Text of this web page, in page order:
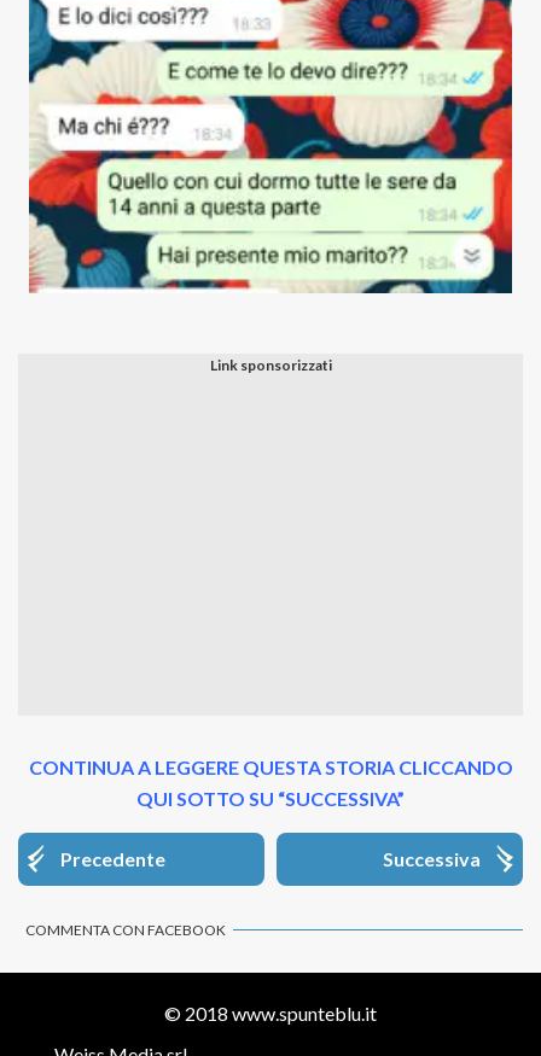
CONTINUA A LEGGERE QUESTA STORIA CLICCANDO
QUI SOTTO SU “SUCCESSIVA”
Precedente Successiva
COMMENTA CON FACEBOOK
© 2018 www.spunteblu.it